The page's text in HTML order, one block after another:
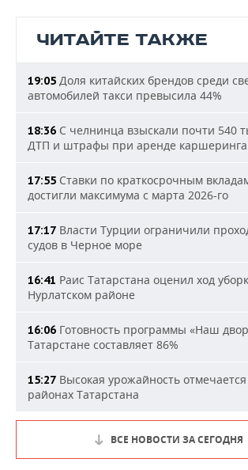
ЧИТАЙТЕ ТАКЖЕ
19:05 Доля китайских брендов среди
автомобилей такси превысила 44%
18:36 С челнинца взыскали почти 540
ДТП и штрафы при аренде каршеринга
17:55 Ставки по краткосрочным
достигли максимума с марта 2026-го
17:17 Власти Турции ограничили
судов в Черное море
16:41 Раис Татарстана оценил ход
Нурлатском районе
16:06 Готовность программы «Наш
Татарстане составляет 86%
15:27 Высокая урожайность
районах Татарстана
ВСЕ НОВОСТИ ЗА СЕГОДНЯ